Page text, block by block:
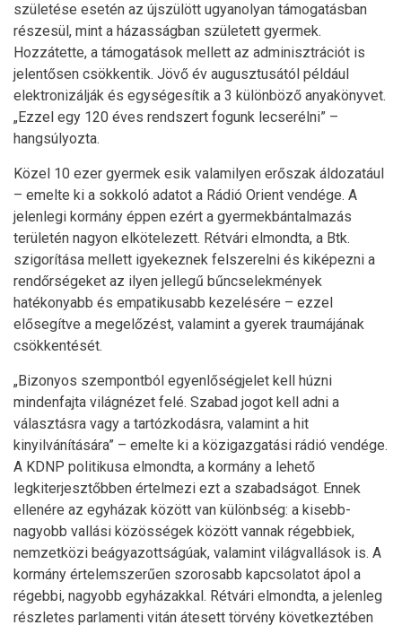
születése esetén az újszülött ugyanolyan támogatásban
részesül, mint a házasságban született gyermek.
Hozzátette, a támogatások mellett az adminisztrációt is
jelentősen csökkentik. Jövő év augusztusától például
elektronizálják és egységesítik a 3 különböző anyakönyvet.
„Ezzel egy 120 éves rendszert fogunk lecserélni” –
hangsúlyozta.
Közel 10 ezer gyermek esik valamilyen erőszak áldozatául
– emelte ki a sokkoló adatot a Rádió Orient vendége. A
jelenlegi kormány éppen ezért a gyermekbántalmazás
területén nagyon elkötelezett. Rétvári elmondta, a Btk.
szigorítása mellett igyekeznek felszerelni és kiképezni a
rendőrségeket az ilyen jellegű bűncselekmények
hatékonyabb és empatikusabb kezelésére – ezzel
elősegítve a megelőzést, valamint a gyerek traumájának
csökkentését.
„Bizonyos szempontból egyenlőségjelet kell húzni
mindenfajta világnézet felé. Szabad jogot kell adni a
választásra vagy a tartózkodásra, valamint a hit
kinyilvánítására” – emelte ki a közigazgatási rádió vendége.
A KDNP politikusa elmondta, a kormány a lehető
legkiterjesztőbben értelmezi ezt a szabadságot. Ennek
ellenére az egyházak között van különbség: a kisebb-
nagyobb vallási közösségek között vannak régebbiek,
nemzetközi beágyazottságúak, valamint világvallások is. A
kormány értelemszerűen szorosabb kapcsolatot ápol a
régebbi, nagyobb egyházakkal. Rétvári elmondta, a jelenleg
részletes parlamenti vitán átesett törvény következtében